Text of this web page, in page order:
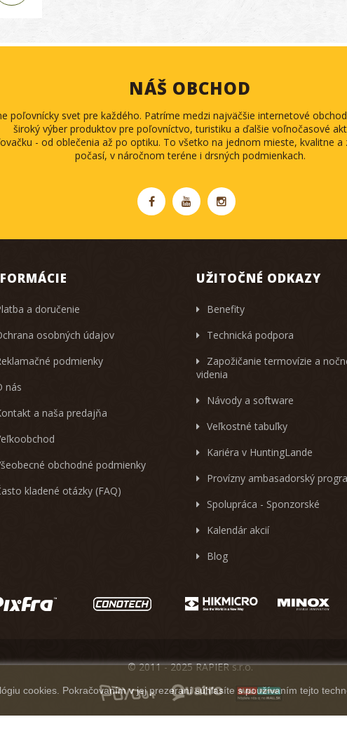
NÁŠ OBCHOD
poľovnícky svet pre každého. Patríme medzi najväčšie internetové
široký výber produktov pre poľovníctvo, turistiku a ďalšie voľnočasové
- od oblečenia až po optiku. To všetko na jednom mieste, kvalitne
počasí, v náročnom teréne i drsných podmienkach.
a doručenie
osobných údajov
podmienky
nás
a naša predajňa
obchodné podmienky
kladené otázky (FAQ)
UŽITOČNÉ ODKAZY
Benefity
Technická podpora
Zapožičanie termovízie a
videnia
Návody a software
Veľkostné tabuľky
Kariéra v HuntingLande
Provízny ambasadorský
Spolupráca - Sponzorské
Kalendár akcií
Blog
cookies. Pokračovaním v jej prezeraní súhlasíte s používaním tejto
© 2011 - 2025 RAPIER s.r.o.